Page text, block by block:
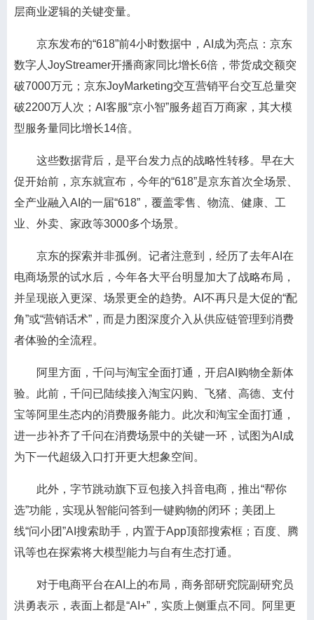
层商业逻辑的关键变量。
京东发布的“618”前4小时数据中，AI成为亮点：京东
数字人JoyStreamer开播商家同比增长6倍，带货成交额突
破7000万元；京东JoyMarketing交互营销平台交互总量突
破2200万人次；AI客服“京小智”服务超百万商家，其大模
型服务量同比增长14倍。
这些数据背后，是平台发力点的战略性转移。早在大
促开始前，京东就宣布，今年的“618”是京东首次全场景、
全产业融入AI的一届“618”，覆盖零售、物流、健康、工
业、外卖、家政等3000多个场景。
京东的探索并非孤例。记者注意到，经历了去年AI在
电商场景的试水后，今年各大平台明显加大了战略布局，
并呈现嵌入更深、场景更全的趋势。AI不再只是大促的“配
角”或“营销话术”，而是力图深度介入从供应链管理到消费
者体验的全流程。
阿里方面，千问与淘宝全面打通，开启AI购物全新体
验。此前，千问已陆续接入淘宝闪购、飞猪、高德、支付
宝等阿里生态内的消费服务能力。此次和淘宝全面打通，
进一步补齐了千问在消费场景中的关键一环，试图为AI成
为下一代超级入口打开更大想象空间。
此外，字节跳动旗下豆包接入抖音电商，推出“帮你
选”功能，实现从智能问答到一键购物的闭环；美团上
线“问小团”AI搜索助手，内置于App顶部搜索框；百度、腾
讯等也在探索将大模型能力与自有生态打通。
对于电商平台在AI上的布局，商务部研究院副研究员
洪勇表示，表面上都是“AI+”，实质上侧重点不同。阿里更